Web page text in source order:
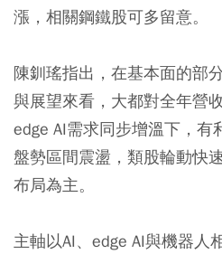
漲，相關鋼鐵股可多留意。
陳釧瑤指出，在基本面的部
與展望來看，大都對全年營
edge AI需求同步增溫下，有
盤勢區間震盪，類股輪動快
布局為主。
主軸以AI、edge AI與機器人